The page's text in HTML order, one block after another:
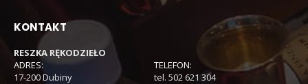
KONTAKT
RESZKA RĘKODZIEŁO
ADRES:
17-200 Dubiny
TELEFON:
tel. 502 621 304